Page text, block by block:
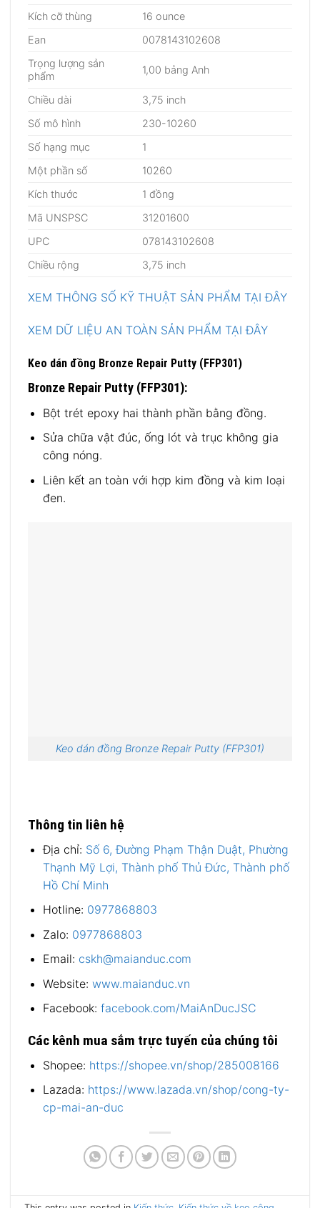
Kích cỡ thùng
16 ounce
Ean
0078143102608
Trọng lượng sản
phẩm
1,00 bảng Anh
Chiều dài
3,75 inch
Số mô hình
230-10260
Số hạng mục
1
Một phần số
10260
Kích thước
1 đồng
Mã UNSPSC
31201600
UPC
078143102608
Chiều rộng
3,75 inch
XEM THÔNG SỐ KỸ THUẬT SẢN PHẨM TẠI ĐÂY
XEM DỮ LIỆU AN TOÀN SẢN PHẨM TẠI ĐÂY
Keo dán đồng Bronze Repair Putty (FFP301)
Bronze Repair Putty (FFP301):
Bột trét epoxy hai thành phần bằng đồng.
Sửa chữa vật đúc, ống lót và trục không gia
công nóng.
Liên kết an toàn với hợp kim đồng và kim loại
đen.
Keo dán đồng Bronze Repair Putty (FFP301)
Thông tin liên hệ
Địa chỉ: Số 6, Đường Phạm Thận Duật, Phường
Thạnh Mỹ Lợi, Thành phố Thủ Đức, Thành phố
Hồ Chí Minh
Hotline: 0977868803
Zalo: 0977868803
Email: cskh@maianduc.com
Website: www.maianduc.vn
Facebook: facebook.com/MaiAnDucJSC
Các kênh mua sắm trực tuyến của chúng tôi
Shopee: https://shopee.vn/shop/285008166
Lazada: https://www.lazada.vn/shop/cong-ty-
cp-mai-an-duc